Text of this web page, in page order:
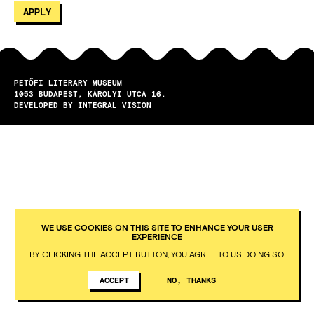
PETŐFI LITERARY MUSEUM
1053
BUDAPEST
KÁROLYI UTCA 16.
DEVELOPED BY INTEGRAL VISION
WE USE COOKIES ON THIS SITE TO ENHANCE YOUR USER
EXPERIENCE
BY CLICKING THE ACCEPT BUTTON, YOU AGREE TO US DOING SO.
ACCEPT NO, THANKS